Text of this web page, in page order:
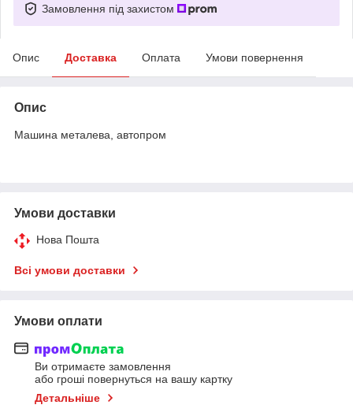
Замовлення під захистом
Опис Доставка Оплата Умови повернення
Опис
Машина металева, автопром
Умови доставки
Нова Пошта
Всі умови доставки
Умови оплати
Ви отримаєте замовлення
або гроші повернуться на вашу картку
Детальніше